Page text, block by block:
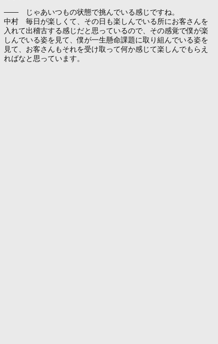
―― じゃあいつもの状態で挑んでいる感じですね。
中村 毎日が楽しくて、その日も楽しんでいる所にお客さんを
入れて出稽古する感じだと思っているので、その感覚で僕が楽
しんでいる姿を見て、僕が一生懸命課題に取り組んでいる姿を
見て、お客さんもそれを受け取って何か感じて楽しんでもらえ
ればなと思っています。